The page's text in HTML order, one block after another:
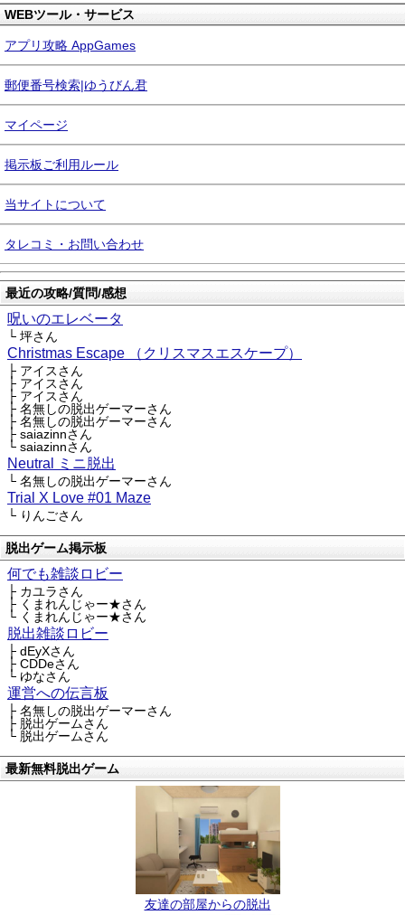
WEBツール・サービス
アプリ攻略 AppGames
郵便番号検索|ゆうびん君
マイページ
掲示板ご利用ルール
当サイトについて
タレコミ・お問い合わせ
最近の攻略/質問/感想
呪いのエレベータ
└ 坪さん
Christmas Escape （クリスマスエスケープ）
├ アイスさん
├ アイスさん
├ アイスさん
├ 名無しの脱出ゲーマーさん
├ 名無しの脱出ゲーマーさん
├ saiazinnさん
└ saiazinnさん
Neutral ミニ脱出
└ 名無しの脱出ゲーマーさん
Trial X Love #01 Maze
└ りんごさん
脱出ゲーム掲示板
何でも雑談ロビー
├ カユラさん
├ くまれんじゃー★さん
└ くまれんじゃー★さん
脱出雑談ロビー
├ dEyXさん
├ CDDeさん
└ ゆなさん
運営への伝言板
├ 名無しの脱出ゲーマーさん
├ 脱出ゲームさん
└ 脱出ゲームさん
最新無料脱出ゲーム
友達の部屋からの脱出